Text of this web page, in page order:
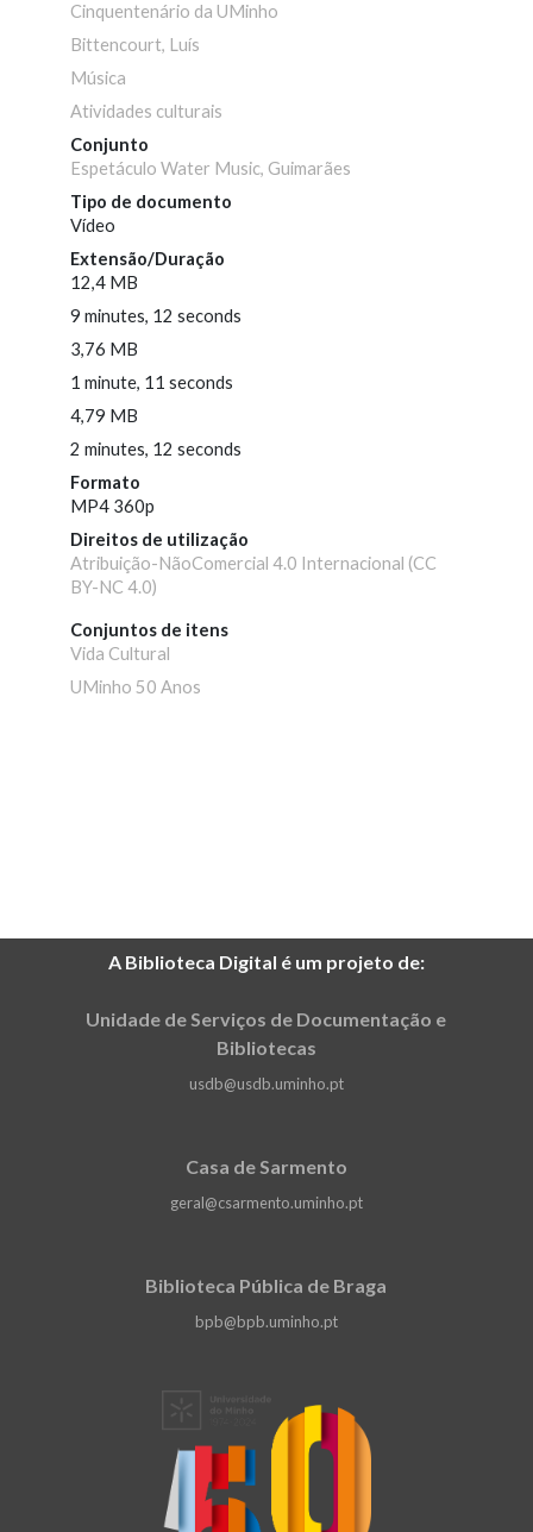
Cinquentenário da UMinho
Bittencourt, Luís
Música
Atividades culturais
Conjunto
Espetáculo Water Music, Guimarães
Tipo de documento
Vídeo
Extensão/Duração
12,4 MB
9 minutes, 12 seconds
3,76 MB
1 minute, 11 seconds
4,79 MB
2 minutes, 12 seconds
Formato
MP4 360p
Direitos de utilização
Atribuição-NãoComercial 4.0 Internacional (CC
BY-NC 4.0)
Conjuntos de itens
Vida Cultural
UMinho 50 Anos
A Biblioteca Digital é um projeto de:
Unidade de Serviços de Documentação e
Bibliotecas
usdb@usdb.uminho.pt
Casa de Sarmento
geral@csarmento.uminho.pt
Biblioteca Pública de Braga
bpb@bpb.uminho.pt